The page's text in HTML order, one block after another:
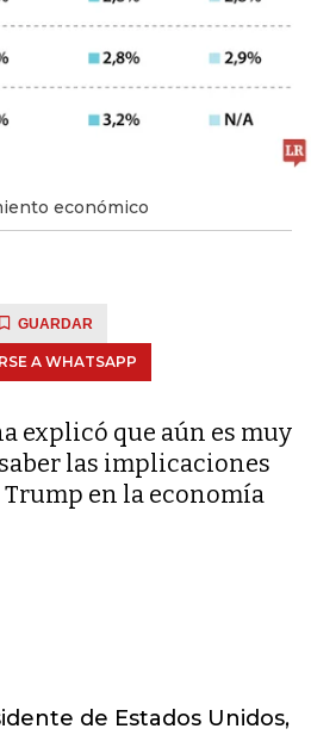
económico
GUARDAR
A WHATSAPP
explicó que aún es muy
las implicaciones
Trump en la economía
de Estados Unidos,